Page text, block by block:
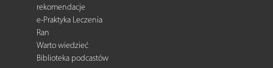
rekomendacje
e-Praktyka Leczenia
Ran
Warto wiedzieć
Biblioteka podcastów